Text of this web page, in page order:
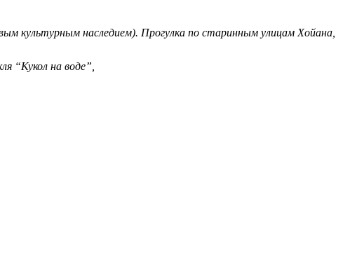
культурным наследием). Прогулка по старинным улицам Хойана,
“Кукол на воде”,